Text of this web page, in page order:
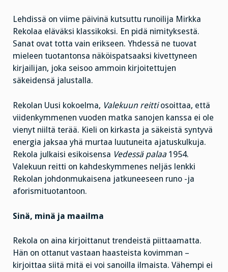
Lehdissä on viime päivinä kutsuttu runoilija Mirkka
Rekolaa eläväksi klassikoksi. En pidä nimityksestä.
Sanat ovat totta vain erikseen. Yhdessä ne tuovat
mieleen tuotantonsa näköispatsaaksi kivettyneen
kirjailijan, joka seisoo ammoin kirjoitettujen
säkeidensä jalustalla.
Rekolan Uusi kokoelma, Valekuun reittiosoittaa, että
viidenkymmenen vuoden matka sanojen kanssa ei ole
vienyt niiltä terää. Kieli on kirkasta ja säkeistä syntyvä
energia jaksaa yhä murtaa luutuneita ajatuskulkuja.
Rekola julkaisi esikoisensa Vedessä palaa 1954.
Valekuun reitti on kahdeskymmenes neljäs lenkki
Rekolan johdonmukaisena jatkuneeseen runo -ja
aforismituotantoon.
Sinä, minä ja maailma
Rekola on aina kirjoittanut trendeistä piittaamatta.
Hän on ottanut vastaan haasteista kovimman –
kirjoittaa siitä mitä ei voi sanoilla ilmaista. Vähempi ei